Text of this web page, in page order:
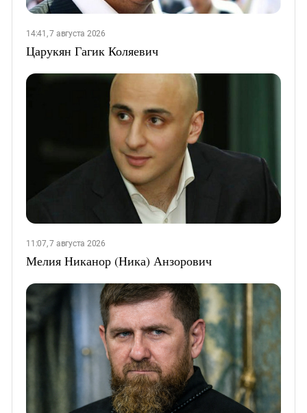
14:41, 7 августа 2026
Царукян Гагик Коляевич
11:07, 7 августа 2026
Мелия Никанор (Ника) Анзорович